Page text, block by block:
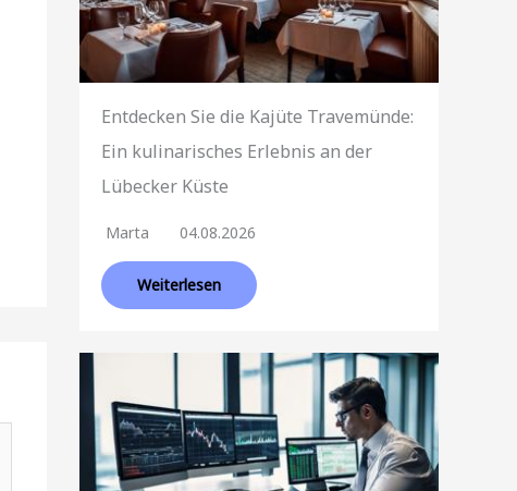
Entdecken Sie die Kajüte Travemünde:
Ein kulinarisches Erlebnis an der
Lübecker Küste
Marta 04.08.2026
Weiterlesen